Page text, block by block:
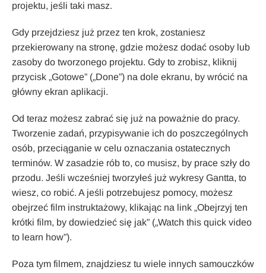
projektu, jeśli taki masz.
Gdy przejdziesz już przez ten krok, zostaniesz
przekierowany na stronę, gdzie możesz dodać osoby lub
zasoby do tworzonego projektu. Gdy to zrobisz, kliknij
przycisk „Gotowe” („Done”) na dole ekranu, by wrócić na
główny ekran aplikacji.
Od teraz możesz zabrać się już na poważnie do pracy.
Tworzenie zadań, przypisywanie ich do poszczególnych
osób, przeciąganie w celu oznaczania ostatecznych
terminów. W zasadzie rób to, co musisz, by prace szły do
przodu. Jeśli wcześniej tworzyłeś już wykresy Gantta, to
wiesz, co robić. A jeśli potrzebujesz pomocy, możesz
obejrzeć film instruktażowy, klikając na link „Obejrzyj ten
krótki film, by dowiedzieć się jak” („Watch this quick video
to learn how”).
Poza tym filmem, znajdziesz tu wiele innych samouczków